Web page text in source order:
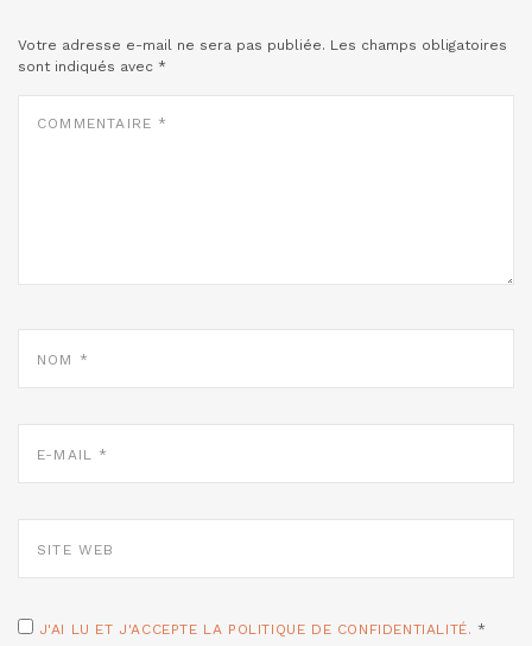
Votre adresse e-mail ne sera pas publiée. Les champs obligatoires
sont indiqués avec *
MAIL
WEB
J'AI LU ET J'ACCEPTE LA POLITIQUE DE CONFIDENTIALITÉ. *